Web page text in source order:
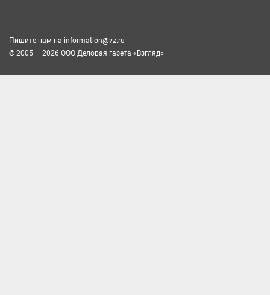
Пишите нам на information@vz.ru
© 2005 — 2026 ООО Деловая газета «Взгляд»